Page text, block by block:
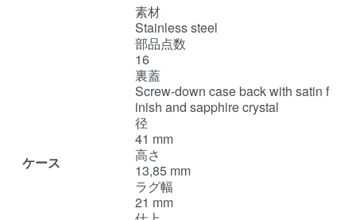
ケース
素材
Stainless steel
部品点数
16
裏蓋
Screw-down case back with satin f
inish and sapphire crystal
径
41 mm
高さ
13,85 mm
ラグ幅
21 mm